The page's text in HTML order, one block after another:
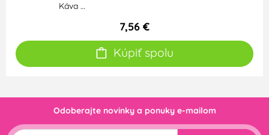
Káva …
7,56 €
Kúpiť spolu
Odoberajte novinky a ponuky e-mailom